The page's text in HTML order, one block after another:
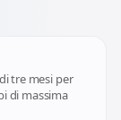
tre mesi per
di massima